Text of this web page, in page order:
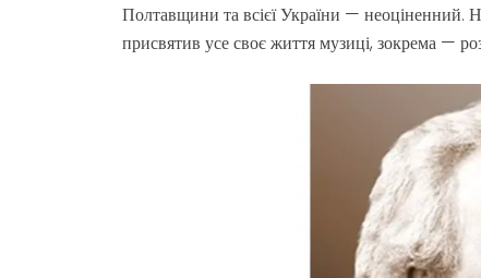
Полтавщини та всієї України — неоціненний.
присвятив усе своє життя музиці, зокрема —